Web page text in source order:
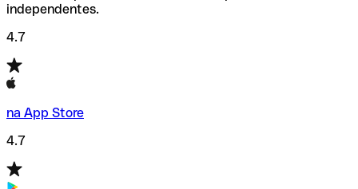
independentes.
4.7
na App Store
4.7